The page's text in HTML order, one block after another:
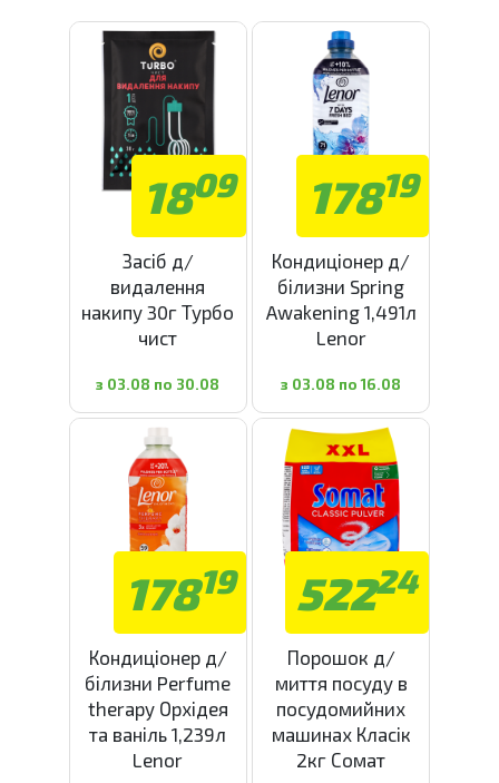
1809
Засіб д/
видалення
накипу 30г Турбо
чист
з 03.08 по 30.08
17819
Кондиціонер д/
білизни Spring
Awakening 1,491л
Lenor
з 03.08 по 16.08
17819
Кондиціонер д/
білизни Perfume
therapy Орхідея
та ваніль 1,239л
Lenor
52224
Порошок д/
миття посуду в
посудомийних
машинах Класік
2кг Сомат